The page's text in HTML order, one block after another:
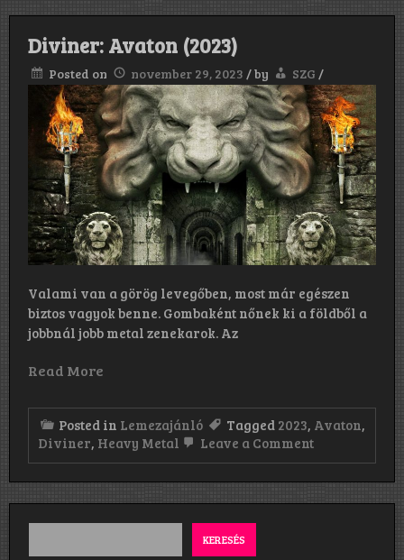
Diviner: Avaton (2023)
Posted on november 29, 2023 /by SZG /
Valami van a görög levegőben, most már egészen
biztos vagyok benne. Gombaként nőnek ki a földből a
jobbnál jobb metal zenekarok. Az
Read More
Posted in Lemezajánló Tagged 2023, Avaton,
Diviner, Heavy Metal Leave a Commenton
(2023)
KERESÉS